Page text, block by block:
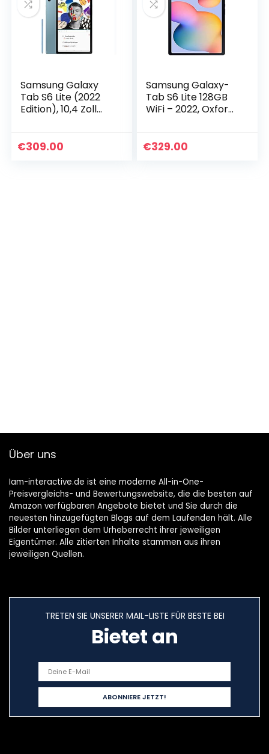
Samsung Galaxy
Tab S6 Lite (2022
Edition), 10,4 Zoll
Android Tablet inkl.
€309.00
Samsung Galaxy-
Tab S6 Lite 128GB
WiFi – 2022, Oxford
€329.00
Über uns
Iam-interactive.de ist eine moderne All-in-One-
Preisvergleichs- und Bewertungswebsite, die die besten auf
Amazon verfügbaren Angebote bietet und Sie durch die
neuesten hinzugefügten Blogs auf dem Laufenden hält. Alle
Bilder unterliegen dem Urheberrecht ihrer jeweiligen
Eigentümer. Alle zitierten Inhalte stammen aus ihren
jeweiligen Quellen.
TRETEN SIE UNSERER MAIL-LISTE FÜR BESTE BEI
Bietet an